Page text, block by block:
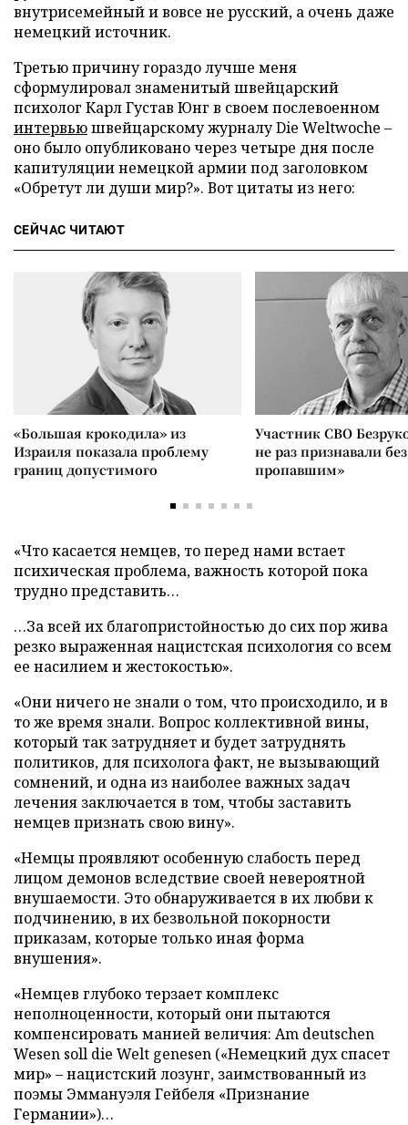
внутрисемейный и вовсе не русский, а очень даже
немецкий источник.
Третью причину гораздо лучше меня
сформулировал знаменитый швейцарский
психолог Карл Густав Юнг в своем послевоенном
интервьюшвейцарскому журналу Die Weltwoche –
оно было опубликовано через четыре дня после
капитуляции немецкой армии под заголовком
«Обретут ли души мир?». Вот цитаты из него:
СЕЙЧАС ЧИТАЮТ
«Большая крокодила» из
Израиля показала проблему
границ допустимого
Участник СВО
не раз признавали
пропавшим»
«Что касается немцев, то перед нами встает
психическая проблема, важность которой пока
трудно представить…
…За всей их благопристойностью до сих пор жива
резко выраженная нацистская психология со всем
ее насилием и жестокостью».
«Они ничего не знали о том, что происходило, и в
то же время знали. Вопрос коллективной вины,
который так затрудняет и будет затруднять
политиков, для психолога факт, не вызывающий
сомнений, и одна из наиболее важных задач
лечения заключается в том, чтобы заставить
немцев признать свою вину».
«Немцы проявляют особенную слабость перед
лицом демонов вследствие своей невероятной
внушаемости. Это обнаруживается в их любви к
подчинению, в их безвольной покорности
приказам, которые только иная форма
внушения».
«Немцев глубоко терзает комплекс
неполноценности, который они пытаются
компенсировать манией величия: Am deutschen
Wesen soll die Welt genesen («Немецкий дух спасет
мир» – нацистский лозунг, заимствованный из
поэмы Эммануэля Гейбеля «Признание
Германии»)…